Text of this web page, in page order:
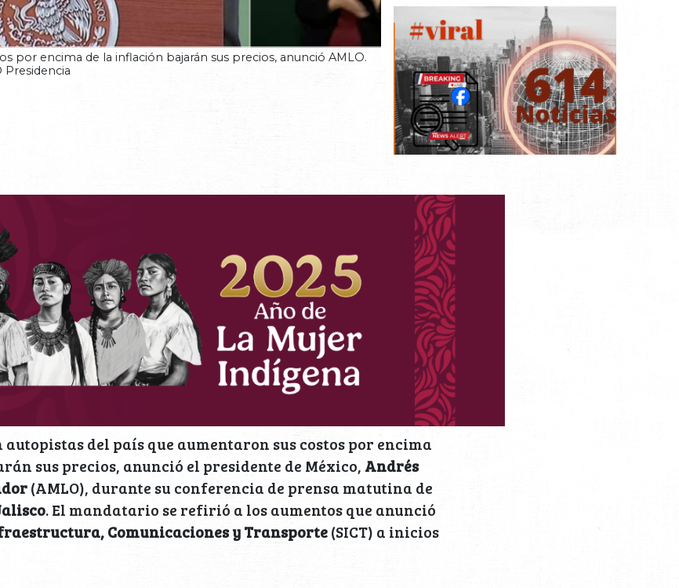
por encima de la inflación bajarán sus precios, anunció AMLO.
Presidencia
autopistas del país que aumentaron sus costos por encima
sus precios, anunció el presidente de México, Andrés
(AMLO), durante su conferencia de prensa matutina de
. El mandatario se refirió a los aumentos que anunció
Comunicaciones y Transporte(SICT) a inicios